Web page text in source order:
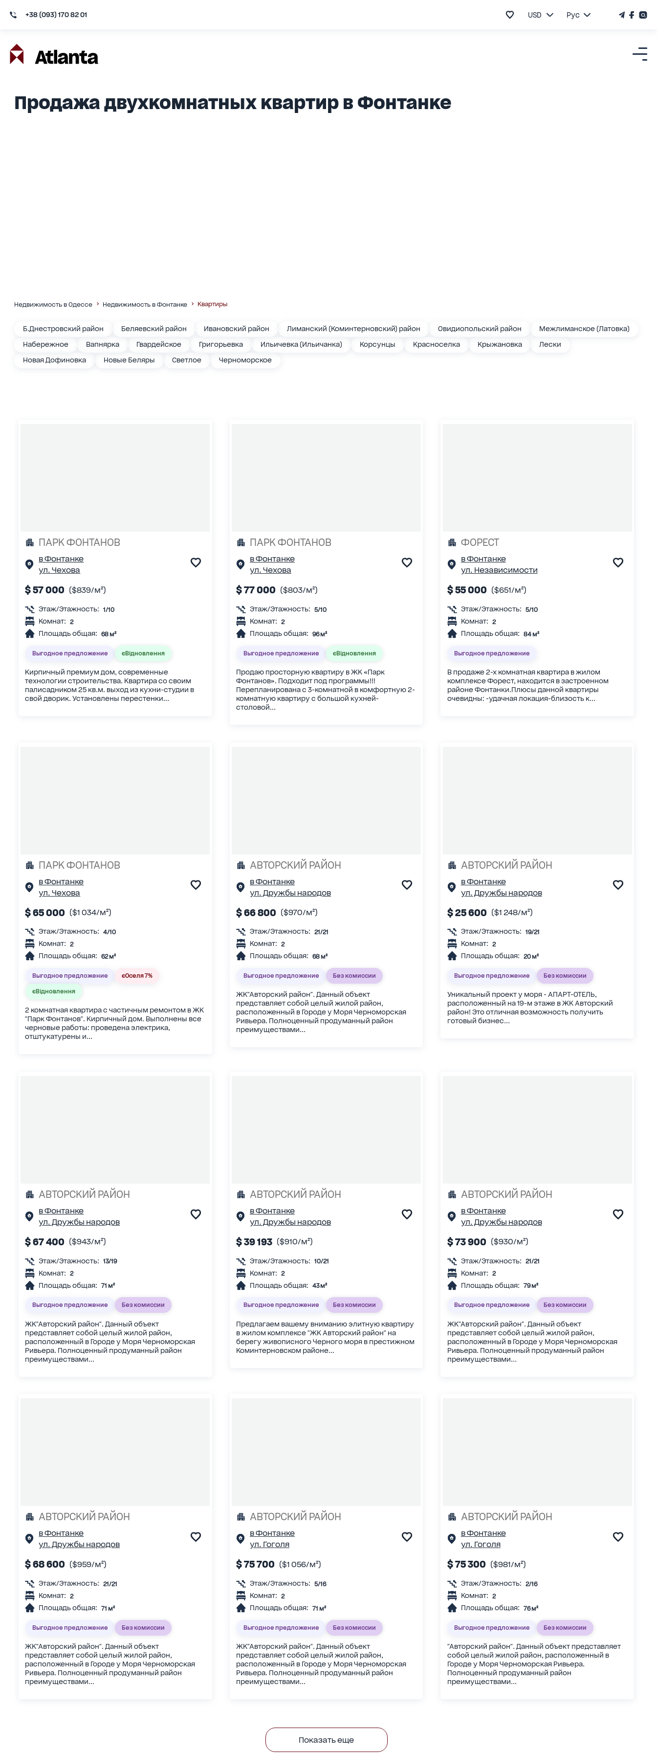
+38 (093) 170 82 01 USD Рус
Продажа двухкомнатных квартир в Фонтанке
Недвижимость в Одессе Недвижимость в Фонтанке Квартиры
Б.Днестровский район Беляевский район Ивановский район Лиманский (Коминтерновский) район Овидиопольский район
Межлиманское (Латовка)
Набережное
Вапнярка Гвардейское Григорьевка Ильичевка (Ильичанка) Корсунцы Красноселка Крыжановка
Лески
Новая Дофиновка
Новые Беляры Светлое Черноморское
ПАРК ФОНТАНОВ
в Фонтанке
ул. Чехова
$ 57 000 ($839/м²)
Этаж/Этажность: 1/10
Комнат: 2
Площадь общая: 68 м²
Выгодное предложение єВідновлення
Кирпичный премиум дом, современные
технологии строительства. Квартира со своим
палисадником 25 кв.м. выход из кухни-студии в
свой дворик. Установлены перестенки...
ПАРК ФОНТАНОВ
в Фонтанке
ул. Чехова
$ 77 000 ($803/м²)
Этаж/Этажность: 5/10
Комнат: 2
Площадь общая: 96 м²
Выгодное предложение єВідновлення
Продаю просторную квартиру в ЖК «Парк
Фонтанов». Подходит под программы!!!
Перепланирована с 3-комнатной в комфортную 2-
комнатную квартиру с большой кухней-
столовой...
ФОРЕСТ
в Фонтанке
ул. Независимости
$ 55 000 ($651/м²)
Этаж/Этажность: 5/10
Комнат: 2
Площадь общая: 84 м²
Выгодное предложение
В продаже 2-х комнатная квартира в жилом
комплексе Форест, находится в застроенном
районе Фонтанки.Плюсы данной квартиры
очевидны: -удачная локация-близость к...
ПАРК ФОНТАНОВ
в Фонтанке
ул. Чехова
$ 65 000 ($1 034/м²)
Этаж/Этажность: 4/10
Комнат: 2
Площадь общая: 62 м²
Выгодное предложение єОселя 7%
єВідновлення
2 комнатная квартира с частичным ремонтом в ЖК
"Парк Фонтанов". Кирпичный дом. Выполнены все
черновые работы: проведена электрика,
отштукатурены и...
АВТОРСКИЙ РАЙОН
в Фонтанке
ул. Дружбы народов
$ 66 800 ($970/м²)
Этаж/Этажность: 21/21
Комнат: 2
Площадь общая: 68 м²
Выгодное предложение Без комиссии
ЖК"Авторский район". Данный объект
представляет собой целый жилой район,
расположенный в Городе у Моря Черноморская
Ривьера. Полноценный продуманный район
преимуществами...
АВТОРСКИЙ РАЙОН
в Фонтанке
ул. Дружбы народов
$ 25 600 ($1 248/м²)
Этаж/Этажность: 19/21
Комнат: 2
Площадь общая: 20 м²
Выгодное предложение Без комиссии
Уникальный проект у моря - АПАРТ-ОТЕЛЬ,
расположенный на 19-м этаже в ЖК Авторский
район! Это отличная возможность получить
готовый бизнес...
АВТОРСКИЙ РАЙОН
в Фонтанке
ул. Дружбы народов
$ 67 400 ($943/м²)
Этаж/Этажность: 13/19
Комнат: 2
Площадь общая: 71 м²
Выгодное предложение Без комиссии
ЖК"Авторский район". Данный объект
представляет собой целый жилой район,
расположенный в Городе у Моря Черноморская
Ривьера. Полноценный продуманный район
преимуществами...
АВТОРСКИЙ РАЙОН
в Фонтанке
ул. Дружбы народов
$ 39 193 ($910/м²)
Этаж/Этажность: 10/21
Комнат: 2
Площадь общая: 43 м²
Выгодное предложение Без комиссии
Предлагаем вашему вниманию элитную квартиру
в жилом комплексе "ЖК Авторский район" на
берегу живописного Черного моря в престижном
Коминтерновском районе...
АВТОРСКИЙ РАЙОН
в Фонтанке
ул. Дружбы народов
$ 73 900 ($930/м²)
Этаж/Этажность: 21/21
Комнат: 2
Площадь общая: 79 м²
Выгодное предложение Без комиссии
ЖК"Авторский район". Данный объект
представляет собой целый жилой район,
расположенный в Городе у Моря Черноморская
Ривьера. Полноценный продуманный район
преимуществами...
АВТОРСКИЙ РАЙОН
в Фонтанке
ул. Дружбы народов
$ 68 600 ($959/м²)
Этаж/Этажность: 21/21
Комнат: 2
Площадь общая: 71 м²
Выгодное предложение Без комиссии
ЖК"Авторский район". Данный объект
представляет собой целый жилой район,
расположенный в Городе у Моря Черноморская
Ривьера. Полноценный продуманный район
преимуществами...
АВТОРСКИЙ РАЙОН
в Фонтанке
ул. Гоголя
$ 75 700 ($1 056/м²)
Этаж/Этажность: 5/16
Комнат: 2
Площадь общая: 71 м²
Выгодное предложение Без комиссии
ЖК"Авторский район". Данный объект
представляет собой целый жилой район,
расположенный в Городе у Моря Черноморская
Ривьера. Полноценный продуманный район
преимуществами...
АВТОРСКИЙ РАЙОН
в Фонтанке
ул. Гоголя
$ 75 300 ($981/м²)
Этаж/Этажность: 2/16
Комнат: 2
Площадь общая: 76 м²
Выгодное предложение Без комиссии
"Авторский район". Данный объект представляет
собой целый жилой район, расположенный в
Городе у Моря Черноморская Ривьера.
Полноценный продуманный район
преимуществами...
Показать еще